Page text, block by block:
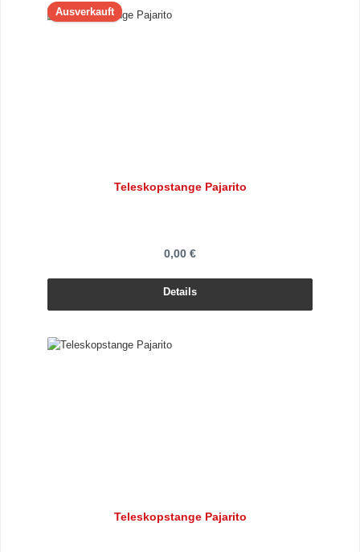
Ausverkauft
Teleskopstange Pajarito
0,00 €
Details
Teleskopstange Pajarito